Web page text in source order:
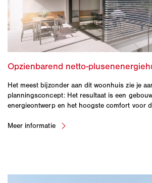
Het meest bijzonder aan dit woonhuis zie je
planningsconcept: Het resultaat is een
energieontwerp en het hoogste comfort voor